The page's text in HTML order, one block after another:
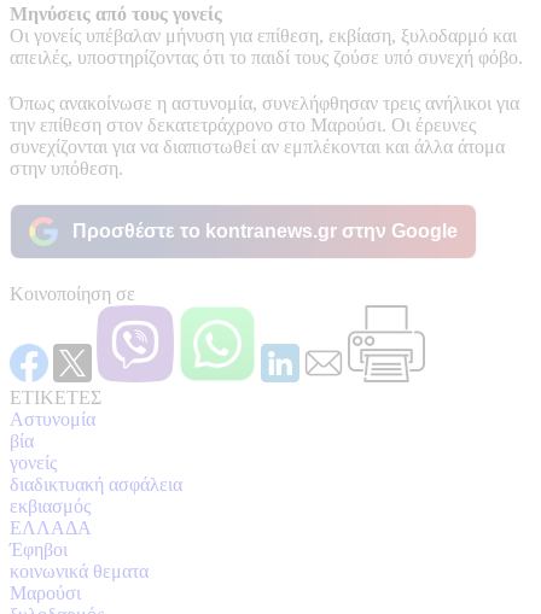
Μηνύσεις από τους γονείς
Οι γονείς υπέβαλαν μήνυση για επίθεση, εκβίαση, ξυλοδαρμό και
απειλές, υποστηρίζοντας ότι το παιδί τους ζούσε υπό συνεχή φόβο.
Όπως ανακοίνωσε η αστυνομία, συνελήφθησαν τρεις ανήλικοι για
την επίθεση στον δεκατετράχρονο στο Μαρούσι. Οι έρευνες
συνεχίζονται για να διαπιστωθεί αν εμπλέκονται και άλλα άτομα
στην υπόθεση.
Προσθέστε το kontranews.gr στην Google
Κοινοποίηση σε
ΕΤΙΚΕΤΕΣ
Αστυνομία
βία
γονείς
διαδικτυακή ασφάλεια
εκβιασμός
ΕΛΛΑΔΑ
Έφηβοι
κοινωνικά θεματα
Μαρούσι